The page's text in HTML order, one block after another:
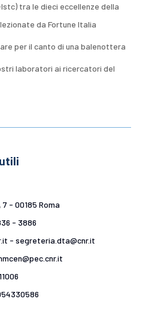
tra le dieci eccellenze della
da Fortune Italia
per il canto di una balenottera
laboratori ai ricercatori del
- 00185 Roma
- 3886
- segreteria.dta@cnr.it